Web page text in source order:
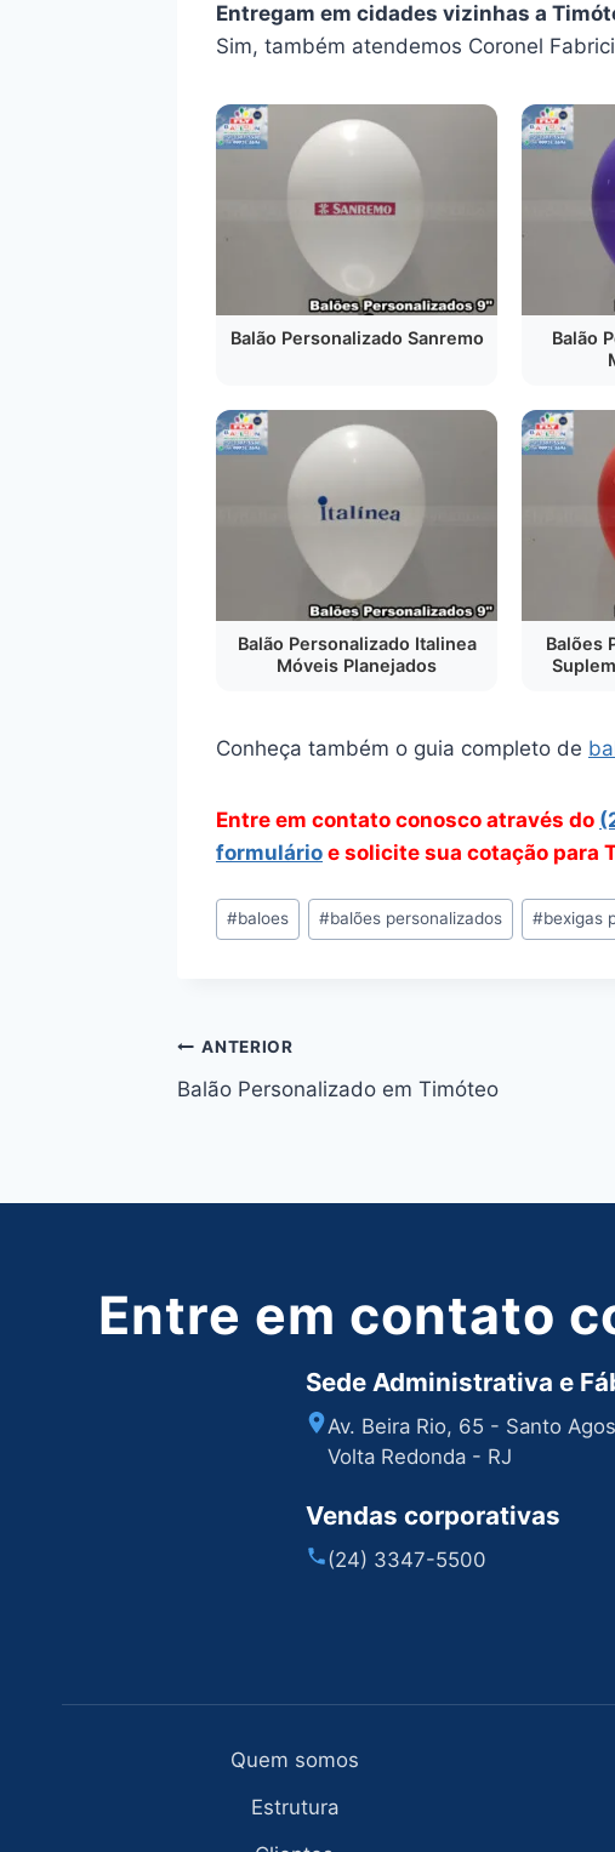
Entregam em cidades vizinhas a
Sim, também atendemos Coronel
Balão Personalizado Sanremo
Balão
Balão Personalizado Italinea
Móveis Planejados
Balões
Conheça também o guia completo de
Entre em contato conosco através do
formulário e solicite sua cotação para
Tags
do
#baloes #balões personalizados #bexigas
Navegação
de
ANTERIOR
Balão Personalizado em Timóteo
Entre em contato
Sede Administrativa e
Av. Beira Rio, 65 - Santo
Volta Redonda - RJ
Vendas corporativas
(24) 3347-5500
Quem somos
Estrutura